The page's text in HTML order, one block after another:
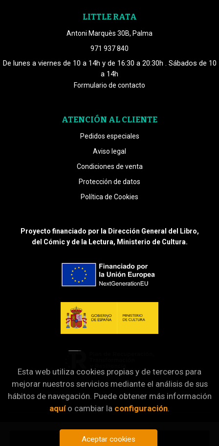
LITTLE RATA
Antoni Marquès 30B, Palma
971 937 840
De lunes a viernes de 10 a 14h y de 16:30 a 20:30h . Sábados de 10
a 14h
Formulario de contacto
ATENCIÓN AL CLIENTE
Pedidos especiales
Aviso legal
Condiciones de venta
Protección de datos
Política de Cookies
Proyecto financiado por la Dirección General del Libro,
del Cómic y de la Lectura, Ministerio de Cultura.
Esta web utiliza cookies propias y de terceros para
mejorar nuestros servicios mediante el análisis de sus
hábitos de navegación. Puede obtener más información
aquío cambiar la configuración.
Aceptar cookies